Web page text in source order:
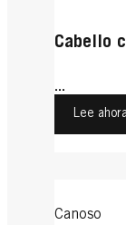
Cabello
...
Lee ahora
Canoso